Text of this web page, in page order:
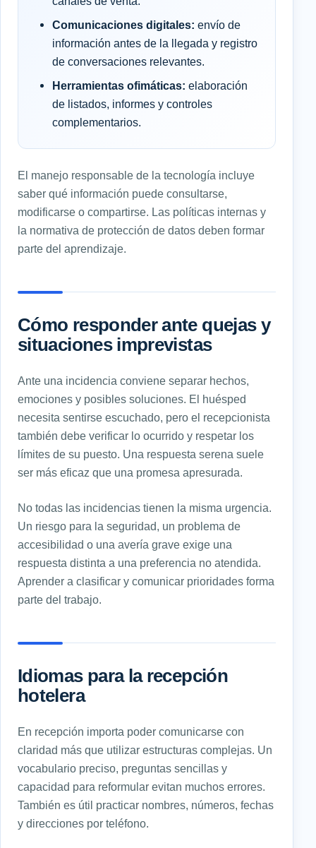
Comunicaciones digitales: envío de
información antes de la llegada y registro
de conversaciones relevantes.
Herramientas ofimáticas: elaboración
de listados, informes y controles
complementarios.
El manejo responsable de la tecnología incluye
saber qué información puede consultarse,
modificarse o compartirse. Las políticas internas y
la normativa de protección de datos deben formar
parte del aprendizaje.
Cómo responder ante quejas y
situaciones imprevistas
Ante una incidencia conviene separar hechos,
emociones y posibles soluciones. El huésped
necesita sentirse escuchado, pero el recepcionista
también debe verificar lo ocurrido y respetar los
límites de su puesto. Una respuesta serena suele
ser más eficaz que una promesa apresurada.
No todas las incidencias tienen la misma urgencia.
Un riesgo para la seguridad, un problema de
accesibilidad o una avería grave exige una
respuesta distinta a una preferencia no atendida.
Aprender a clasificar y comunicar prioridades forma
parte del trabajo.
Idiomas para la recepción
hotelera
En recepción importa poder comunicarse con
claridad más que utilizar estructuras complejas. Un
vocabulario preciso, preguntas sencillas y
capacidad para reformular evitan muchos errores.
También es útil practicar nombres, números, fechas
y direcciones por teléfono.